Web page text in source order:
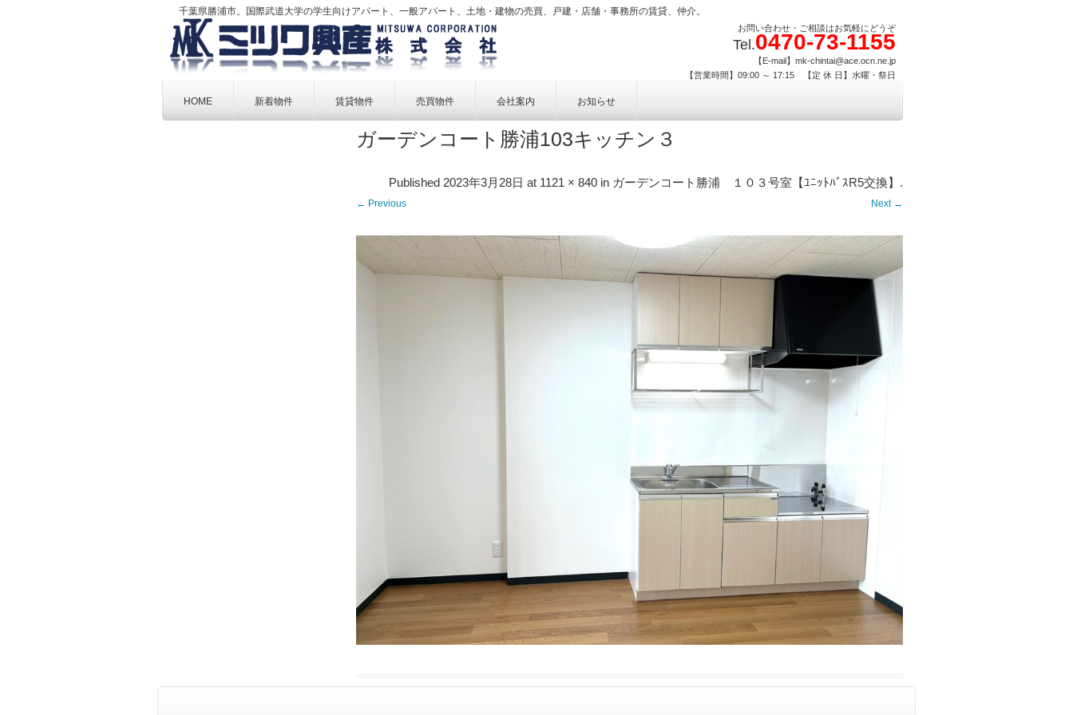
千葉県勝浦市。国際武道大学の学生向けアパート、一般アパート、土地・建物の売買、戸建・店舗・事務所の賃貸、仲介。
お問い合わせ・ご相談はお気軽にどうぞ
Tel.0470-73-1155
【E-mail】mk-chintai@ace.ocn.ne.jp
【営業時間】09:00 ～ 17:15 【定 休 日】水曜・祭日
contentHOME 新着物件 賃貸物件
賃貸物件一覧
売買物件
売買物件一覧
会社案内
事業内容
お問い合せ
お知らせ
ガーデンコート勝浦103キッチン３
Published 2023年3月28日 at 1121 × 840 in ガーデンコート勝浦 １０３号室【ﾕﾆｯﾄﾊﾞｽR5交換】 .
← Previous Next →